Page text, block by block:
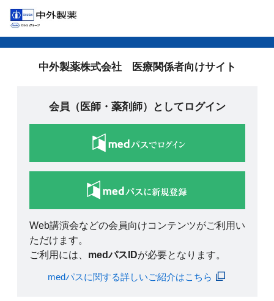
中外製薬株式会社 医療関係者向けサイト
会員（医師・薬剤師）としてログイン
Web講演会などの会員向けコンテンツがご利用い
ただけます。
ご利用には、 medパスIDが必要となります。
medパスに関する詳しいご紹介はこちら